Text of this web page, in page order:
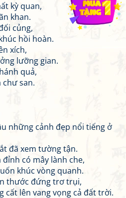
kỳ quan,
khan.
củng,
hồi hoàn.
xích,
lưỡng gian.
quả,
chư san.
những cảnh đẹp nổi tiếng ở
đã xem tường tận.
có mây lành che,
khúc vòng quanh.
thước đứng trơ trụi,
cất lên vang vọng cả đất trời.